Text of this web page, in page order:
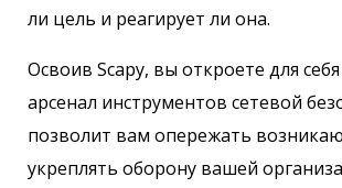
ли цель и реагирует ли она.
Освоив Scapy, вы откроете для
арсенал инструментов сетевой
позволит вам опережать
укреплять оборону вашей